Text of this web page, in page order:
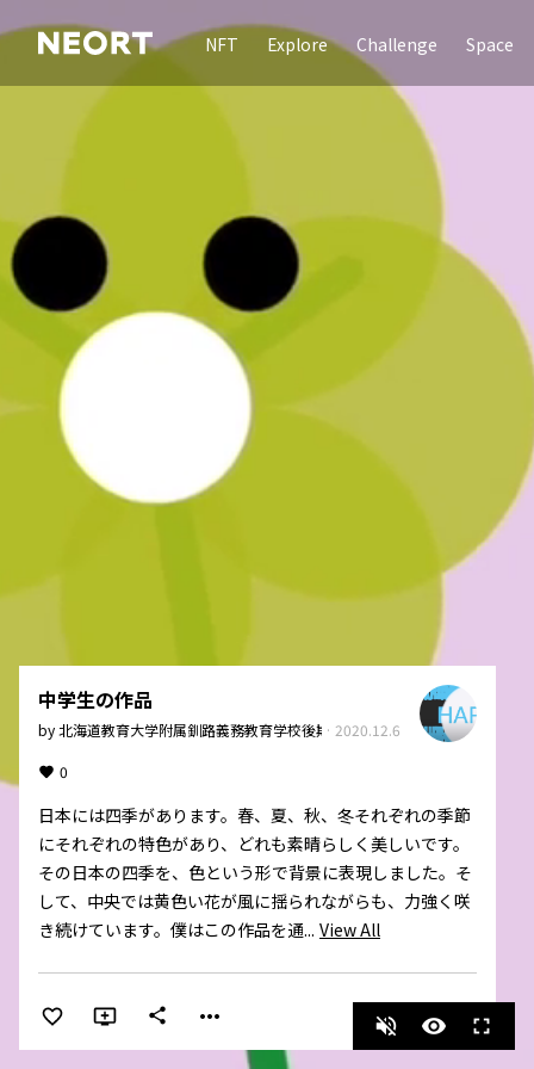
NFT Explore Challenge Space
中学生の作品
by北海道教育大学附属釧路義務教育学校後期課程
· 2020.12.6
0
日本には四季があります。春、夏、秋、冬それぞれの季節
にそれぞれの特色があり、どれも素晴らしく美しいです。
その日本の四季を、色という形で背景に表現しました。そ
して、中央では黄色い花が風に揺られながらも、力強く咲
き続けています。僕はこの作品を通... View All
share more_horiz volume_off visibility fullscreen